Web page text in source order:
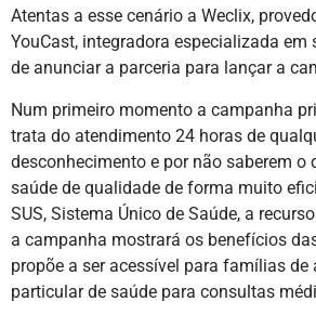
Atentas a esse cenário a Weclix,
YouCast, integradora especializada
de anunciar a parceria para lançar a
Num primeiro momento a campanha
trata do atendimento 24 horas de
desconhecimento e por não saberem
saúde de qualidade de forma muito
SUS, Sistema Único de Saúde, a
a campanha mostrará os benefícios
propõe a ser acessível para famílias de
particular de saúde para consultas